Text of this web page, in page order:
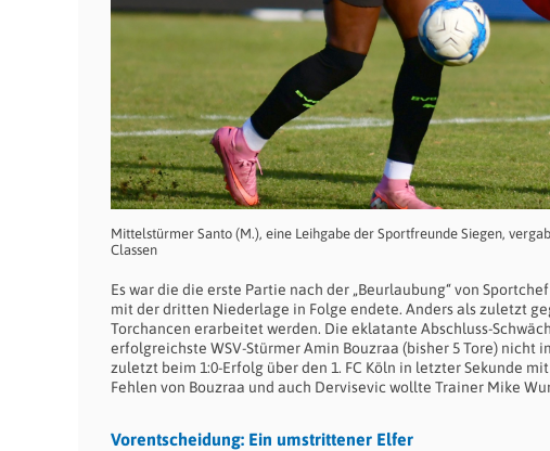
Mittelstürmer Santo (M.), eine Leihgabe der Sportfreunde Siegen,
Classen
Es war die die erste Partie nach der „Beurlaubung“ von
mit der dritten Niederlage in Folge endete. Anders als zuletzt
Torchancen erarbeitet werden. Die eklatante Abschluss-
erfolgreichste WSV-Stürmer Amin Bouzraa (bisher 5 Tore) nicht
zuletzt beim 1:0-Erfolg über den 1. FC Köln in letzter Sekunde
Fehlen von Bouzraa und auch Dervisevic wollte Trainer Mike
Vorentscheidung: Ein umstrittener Elfer